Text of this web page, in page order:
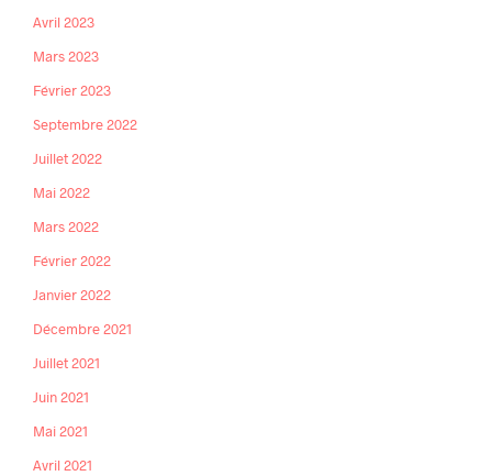
Avril 2023
Mars 2023
Février 2023
Septembre 2022
Juillet 2022
Mai 2022
Mars 2022
Février 2022
Janvier 2022
Décembre 2021
Juillet 2021
Juin 2021
Mai 2021
Avril 2021